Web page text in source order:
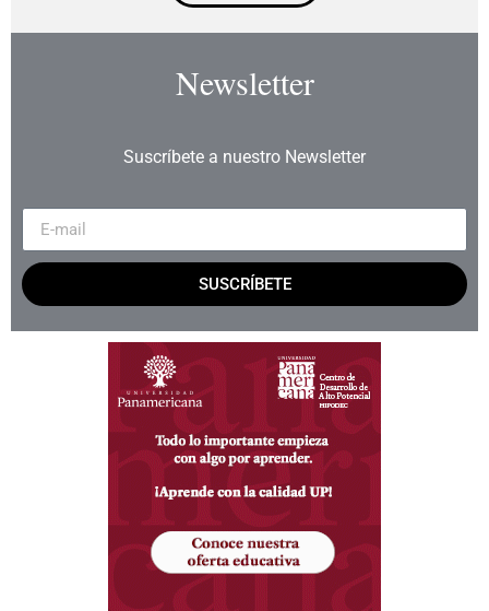
Newsletter
Suscríbete a nuestro Newsletter
SUSCRÍBETE